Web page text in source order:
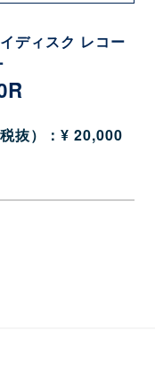
ディスク レコー
抜）：¥ 20,000